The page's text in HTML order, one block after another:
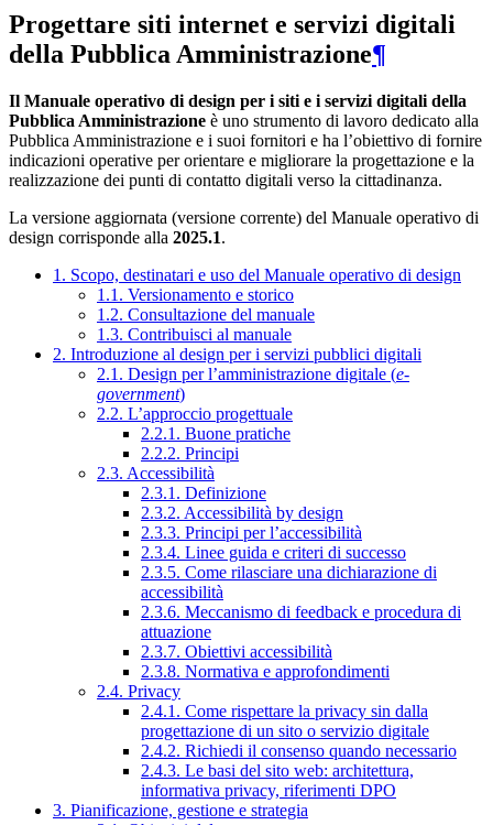
Progettare siti internet e servizi digitali
della Pubblica Amministrazione¶
Il Manuale operativo di design per i siti e i servizi digitali della
Pubblica Amministrazione è uno strumento di lavoro dedicato alla
Pubblica Amministrazione e i suoi fornitori e ha l’obiettivo di fornire
indicazioni operative per orientare e migliorare la progettazione e la
realizzazione dei punti di contatto digitali verso la cittadinanza.
La versione aggiornata (versione corrente) del Manuale operativo di
design corrisponde alla 2025.1.
1. Scopo, destinatari e uso del Manuale operativo di design
1.1. Versionamento e storico
1.2. Consultazione del manuale
1.3. Contribuisci al manuale
2. Introduzione al design per i servizi pubblici digitali
2.1. Design per l’amministrazione digitale (e-
government)
2.2. L’approccio progettuale
2.2.1. Buone pratiche
2.2.2. Principi
2.3. Accessibilità
2.3.1. Definizione
2.3.2. Accessibilità by design
2.3.3. Principi per l’accessibilità
2.3.4. Linee guida e criteri di successo
2.3.5. Come rilasciare una dichiarazione di
accessibilità
2.3.6. Meccanismo di feedback e procedura di
attuazione
2.3.7. Obiettivi accessibilità
2.3.8. Normativa e approfondimenti
2.4. Privacy
2.4.1. Come rispettare la privacy sin dalla
progettazione di un sito o servizio digitale
2.4.2. Richiedi il consenso quando necessario
2.4.3. Le basi del sito web: architettura,
informativa privacy, riferimenti DPO
3. Pianificazione, gestione e strategia